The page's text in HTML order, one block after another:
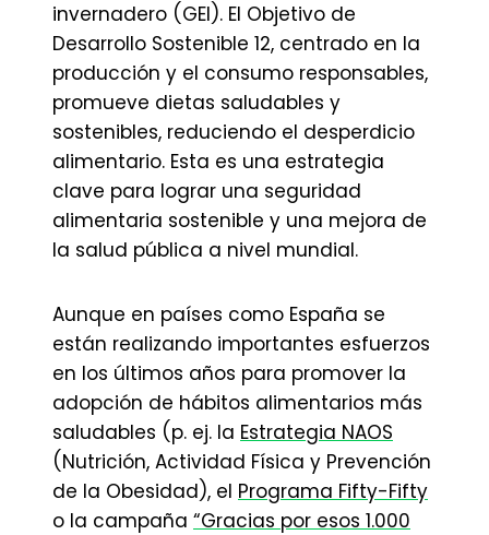
invernadero (GEI). El Objetivo de
Desarrollo Sostenible 12, centrado en la
producción y el consumo responsables,
promueve dietas saludables y
sostenibles, reduciendo el desperdicio
alimentario. Esta es una estrategia
clave para lograr una seguridad
alimentaria sostenible y una mejora de
la salud pública a nivel mundial.
Aunque en países como España se
están realizando importantes esfuerzos
en los últimos años para promover la
adopción de hábitos alimentarios más
saludables (p. ej. la Estrategia NAOS
(Nutrición, Actividad Física y Prevención
de la Obesidad), el Programa Fifty-Fifty
o la campaña “Gracias por esos 1.000